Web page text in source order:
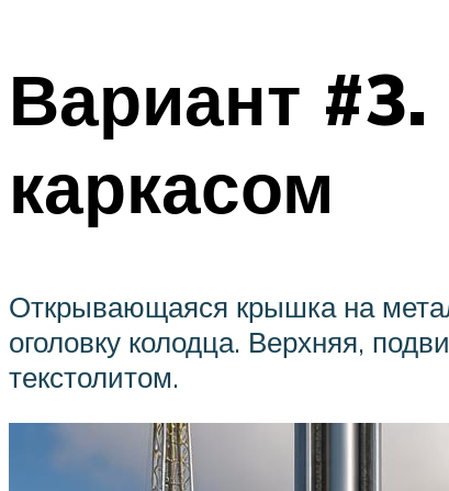
Вариант
каркасом
Открывающаяся крышка на
оголовку колодца. Верхняя,
текстолитом.